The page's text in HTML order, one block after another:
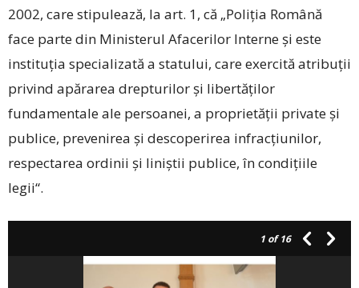
2002, care stipulează, la art. 1, că „Poliţia Română
face parte din Ministerul Afacerilor Interne şi este
instituţia specializată a statului, care exercită atribuţii
privind apărarea drepturilor şi libertăţilor
fundamentale ale persoanei, a proprietăţii private şi
publice, prevenirea şi descoperirea infracţiunilor,
respectarea ordinii şi liniştii publice, în condiţiile
legii“.
1 of 16